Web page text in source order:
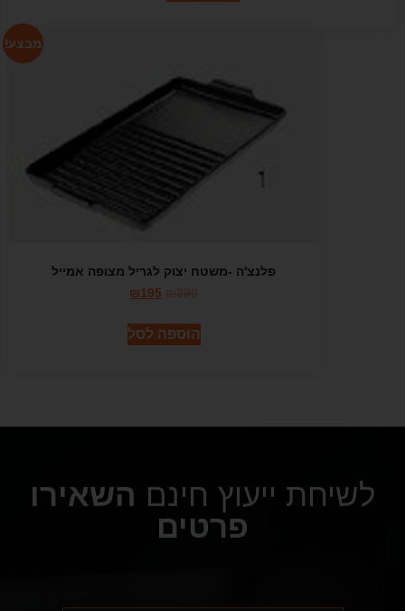
מבצע!
פלנצ'ה -משטח יצוק לגריל מצופה אמייל
₪195
הוספה לסל
לשיחת ייעוץ חינם השאירו
פרטים